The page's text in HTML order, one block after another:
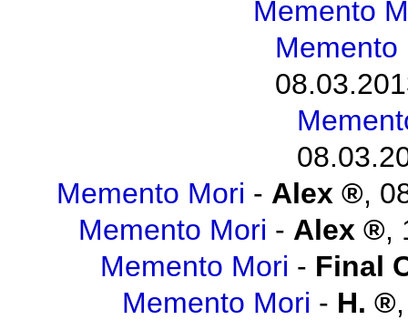
Memento
Memento
Memento Mori - Alex ,
Memento Mori - Alex ,
Memento Mori - Final
Memento Mori - H.